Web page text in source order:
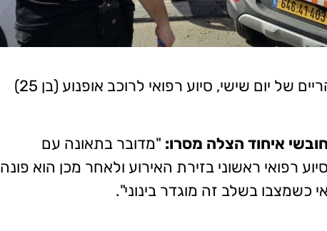
חובשי איחוד הצלה העניקו בשעות הצהריים של יום שישי, סיוע רפואי לרוכב אופנוע (בן 25)
איחוד הצלה מסרו: "מדובר בתאונה עם
רפואי ראשוני בזירת האירוע ולאחר מכן הוא פונה
כשמצבו בשלב זה מוגדר בינוני".